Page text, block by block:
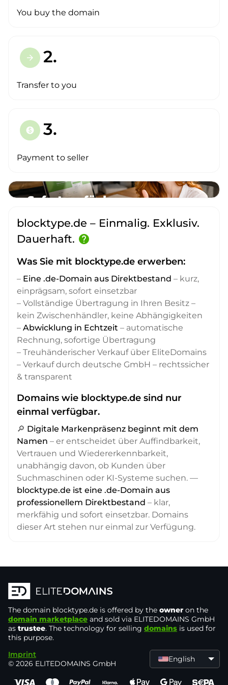
You buy the domain
arrow_forward 2.
Transfer to you
paid 3.
Payment to seller
blocktype.de – Einmalig. Exklusiv.
Dauerhaft. help
Was Sie mit blocktype.de erwerben:
– Eine .de-Domain aus Direktbestand – kurz,
einprägsam, sofort einsetzbar
– Vollständige Übertragung in Ihren Besitz –
kein Zwischenhändler, keine Abhängigkeiten
– Abwicklung in Echtzeit – automatische
Rechnung, sofortige Übertragung
– Treuhänderischer Verkauf über EliteDomains
– Verkauf durch deutsche GmbH – rechtssicher
& transparent
Domains wie blocktype.de sind nur
einmal verfügbar.
🔎 Digitale Markenpräsenz beginnt mit dem
Namen – er entscheidet über Auffindbarkeit,
Vertrauen und Wiedererkennbarkeit,
unabhängig davon, ob Kunden über
Suchmaschinen oder KI-Systeme suchen. —
blocktype.de ist eine .de-Domain aus
professionellem Direktbestand – klar,
merkfähig und sofort einsetzbar. Domains
dieser Art stehen nur einmal zur Verfügung.
The domain blocktype.de is offered by the owner on the
domain marketplace and sold via ELITEDOMAINS GmbH
as trustee. The technology for selling domains is used for
this purpose.
Imprint
© 2026 ELITEDOMAINS GmbH
English